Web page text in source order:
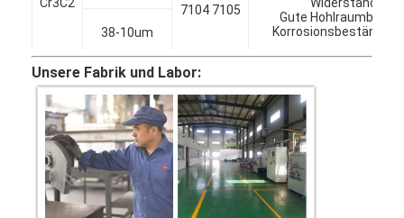
Wolframmetallpulver
Hartmetall-Pulver
Schweißensstangen
Laserplattenpulver
Keramisches Oxid-Pulver
7104 7105
Gute
38-10um
Unsere Fabrik und Labor: